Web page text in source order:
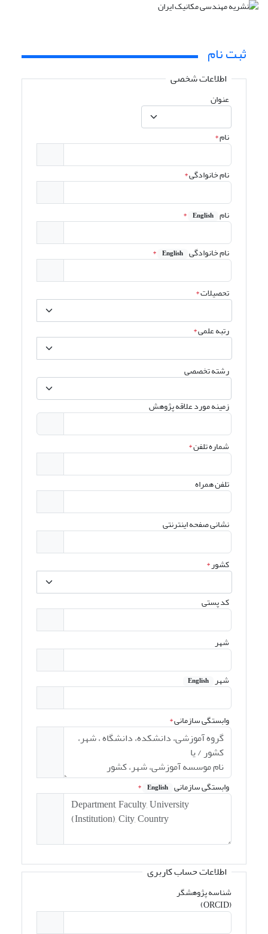
ثبت نام
اطلاعات شخصی
عنوان
نام*
نام خانوادگی*
نام English
*
نام خانوادگی English
*
تحصیلات*
رتبه علمی*
رشته تخصصی
زمینه مورد علاقه پژوهش
شماره تلفن*
تلفن همراه
نشانی صفحه اینترنتی
کشور*
کد پستی
شهر
شهر English
وابستگی سازمانی*
وابستگی سازمانی English
*
اطلاعات حساب کاربری
شناسه پژوهشگر
(ORCID)